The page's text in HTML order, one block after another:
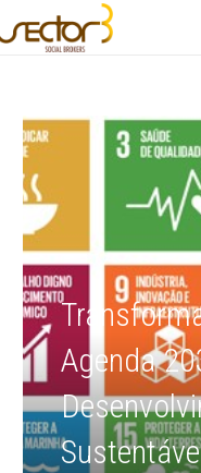
Agenda